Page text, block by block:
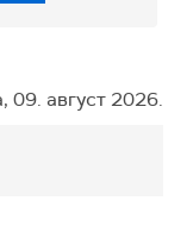
09. август 2026.